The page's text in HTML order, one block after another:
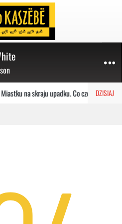
DZISIAJ
na skraju upadku. Co czeka